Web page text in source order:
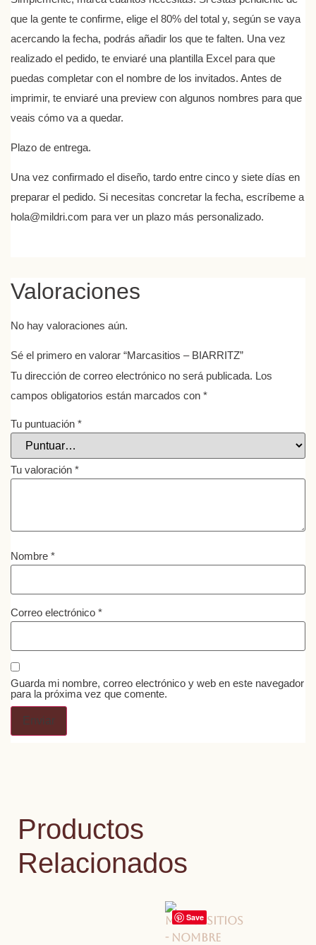
que la gente te confirme, elige el 80% del total y, según se vaya
acercando la fecha, podrás añadir los que te falten. Una vez
realizado el pedido, te enviaré una plantilla Excel para que
puedas completar con el nombre de los invitados. Antes de
imprimir, te enviaré una preview con algunos nombres para que
veais cómo va a quedar.
Plazo de entrega.
Una vez confirmado el diseño, tardo entre cinco y siete días en
preparar el pedido. Si necesitas concretar la fecha, escríbeme a
hola@mildri.com para ver un plazo más personalizado.
Valoraciones
No hay valoraciones aún.
Sé el primero en valorar “Marcasitios – BIARRITZ”
Tu dirección de correo electrónico no será publicada. Los
campos obligatorios están marcados con *
Tu puntuación *
Tu valoración *
Nombre *
Correo electrónico *
Guarda mi nombre, correo electrónico y web en este navegador
para la próxima vez que comente.
Productos
Relacionados
Save